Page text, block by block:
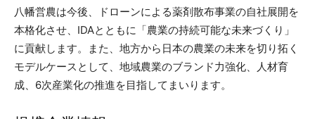
八幡営農は今後、ドローンによる薬剤散布事業の自社展開を
本格化させ、IDAとともに「農業の持続可能な未来づくり」
に貢献します。また、地方から日本の農業の未来を切り拓く
モデルケースとして、地域農業のブランド力強化、人材育
成、6次産業化の推進を目指してまいります。